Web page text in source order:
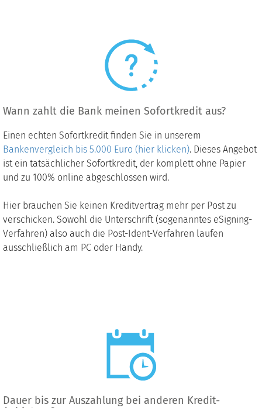
Wann zahlt die Bank meinen Sofortkredit aus?
Einen echten Sofortkredit finden Sie in unserem
Bankenvergleich bis 5.000 Euro (hier klicken). Dieses Angebot
ist ein tatsächlicher Sofortkredit, der komplett ohne Papier
und zu 100% online abgeschlossen wird.
Hier brauchen Sie keinen Kreditvertrag mehr per Post zu
verschicken. Sowohl die Unterschrift (sogenanntes eSigning-
Verfahren) also auch die Post-Ident-Verfahren laufen
ausschließlich am PC oder Handy.
Dauer bis zur Auszahlung bei anderen Kredit-